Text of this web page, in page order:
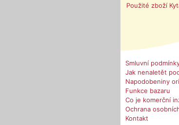
Použité zboží
Smluvní
Jak nenaletět
Napodobeniny
Funkce bazaru
Co je komerční
Ochrana
Kontakt